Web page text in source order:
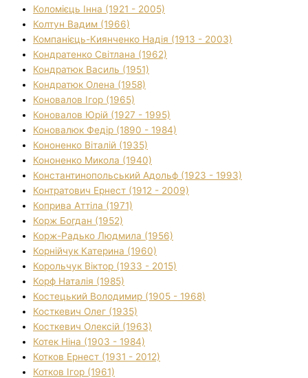
Коломієць Інна (1921 - 2005)
Колтун Вадим (1966)
Компанієць-Киянченко Надія (1913 - 2003)
Кондратенко Світлана (1962)
Кондратюк Василь (1951)
Кондратюк Олена (1958)
Коновалов Ігор (1965)
Коновалов Юрій (1927 - 1995)
Коновалюк Федір (1890 - 1984)
Кононенко Віталій (1935)
Кононенко Микола (1940)
Константинопольський Адольф (1923 - 1993)
Контратович Ернест (1912 - 2009)
Коприва Аттіла (1971)
Корж Богдан (1952)
Корж-Радько Людмила (1956)
Корнійчук Катерина (1960)
Корольчук Віктор (1933 - 2015)
Корф Наталія (1985)
Костецький Володимир (1905 - 1968)
Косткевич Олег (1935)
Косткевич Олексій (1963)
Котек Ніна (1903 - 1984)
Котков Ернест (1931 - 2012)
Котков Ігор (1961)